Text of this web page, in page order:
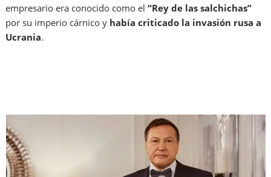
empresario era conocido como el“Rey de las salchichas”
por su imperio cárnico y había criticado la invasión rusa a
Ucrania.